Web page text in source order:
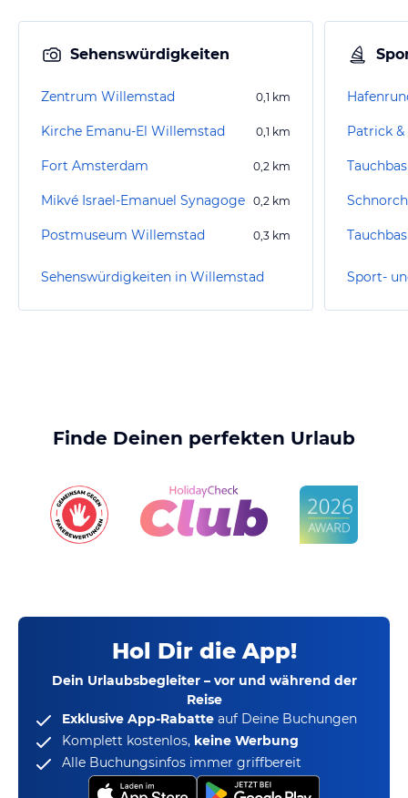
Sehenswürdigkeiten
Zentrum Willemstad 0,1 km
Kirche Emanu-El Willemstad 0,1 km
Fort Amsterdam 0,2 km
Mikvé Israel-Emanuel Synagoge 0,2 km
Postmuseum Willemstad 0,3 km
Sehenswürdigkeiten in Willemstad
Patrick &
Finde Deinen perfekten Urlaub
Hol Dir die App!
Dein Urlaubsbegleiter – vor und während der
Reise
Exklusive App-Rabatte auf Deine Buchungen
Komplett kostenlos, keine Werbung
Alle Buchungsinfos immer griffbereit